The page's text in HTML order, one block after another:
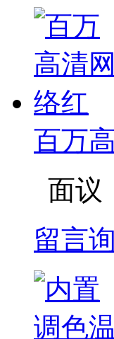
百万
面议
留言